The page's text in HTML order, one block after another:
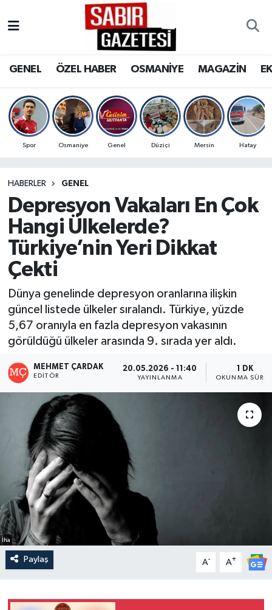
GENEL ÖZEL HABER OSMANİYE MAGAZİN
Spor Osmaniye Genel Düziçi Mersin Hatay
HABERLER GENEL
Depresyon Vakaları En Çok
Hangi Ülkelerde?
Türkiye’nin Yeri Dikkat
Çekti
Dünya genelinde depresyon oranlarına ilişkin
güncel listede ülkeler sıralandı. Türkiye, yüzde
5,67 oranıyla en fazla depresyon vakasının
görüldüğü ülkeler arasında 9. sırada yer aldı.
MEHMET ÇARDAK
EDITÖR
20.05.2026 - 11:40
YAYINLANMA
1 DK
OKUNMA
İha
Paylaş A- A+
OSMANİYE
MAGAZİN
SPOR
RESMİ İLANLAR
Osmaniye Nöbetçi Eczaneler
Osmaniye Trafik Yoğunluk Haritası
Süper Lig Puan Durumu ve Fikstür
Son Dakika Haberleri
Haber Arşivi